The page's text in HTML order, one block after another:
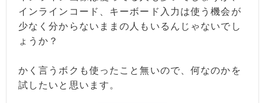
インラインコード、キーボード入力は使う機会が
少なく分からないままの人もいるんじゃないでし
ょうか？
かく言うボクも使ったこと無いので、何なのかを
試したいと思います。